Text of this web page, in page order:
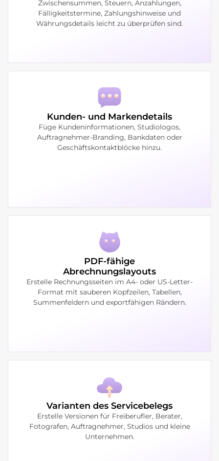
Zwischensummen, Steuern, Anzahlungen,
Fälligkeitstermine, Zahlungshinweise und
Währungsdetails leicht zu überprüfen sind.
Kunden- und Markendetails
Füge Kundeninformationen, Studiologos,
Auftragnehmer-Branding, Bankdaten oder
Geschäftskontaktblöcke hinzu.
PDF-fähige
Abrechnungslayouts
Erstelle Rechnungsseiten im A4- oder US-Letter-
Format mit sauberen Kopfzeilen, Tabellen,
Summenfeldern und exportfähigen Rändern.
Varianten des Servicebelegs
Erstelle Versionen für Freiberufler, Berater,
Fotografen, Auftragnehmer, Studios und kleine
Unternehmen.